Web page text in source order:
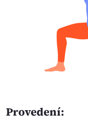
Provedení: